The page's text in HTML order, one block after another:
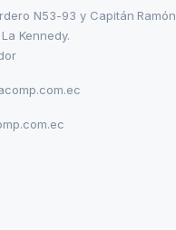
N53-93 y Capitán Ramón
Kennedy.